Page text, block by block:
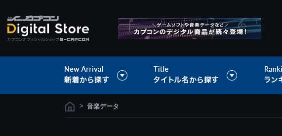
> 音楽データ